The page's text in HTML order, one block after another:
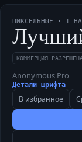
ПИКСЕЛЬНЫЕ · 1
КОММЕРЦИЯ
Anonymous Pro
Детали шрифта
В избранное